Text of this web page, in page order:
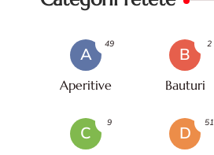
A
Aperitive
49
B
Bauturi
2
C
9
D
51